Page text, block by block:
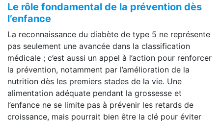
Le rôle fondamental de la prévention dès
l’enfance
La reconnaissance du diabète de type 5 ne représente
pas seulement une avancée dans la classification
médicale ; c’est aussi un appel à l’action pour renforcer
la prévention, notamment par l’amélioration de la
nutrition dès les premiers stades de la vie. Une
alimentation adéquate pendant la grossesse et
l’enfance ne se limite pas à prévenir les retards de
croissance, mais pourrait bien être la clé pour éviter